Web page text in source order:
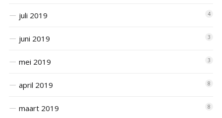
juli 2019 4
juni 2019 3
mei 2019 3
april 2019 8
maart 2019 8